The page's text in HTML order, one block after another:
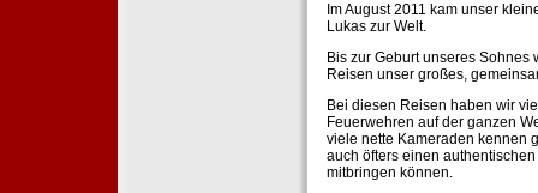
Im August 2011 kam unser
Lukas zur Welt.
Bis zur Geburt unseres Sohnes
Reisen unser großes,
Bei diesen Reisen haben wir
Feuerwehren auf der ganzen
viele nette Kameraden kennen
auch öfters einen
mitbringen können.